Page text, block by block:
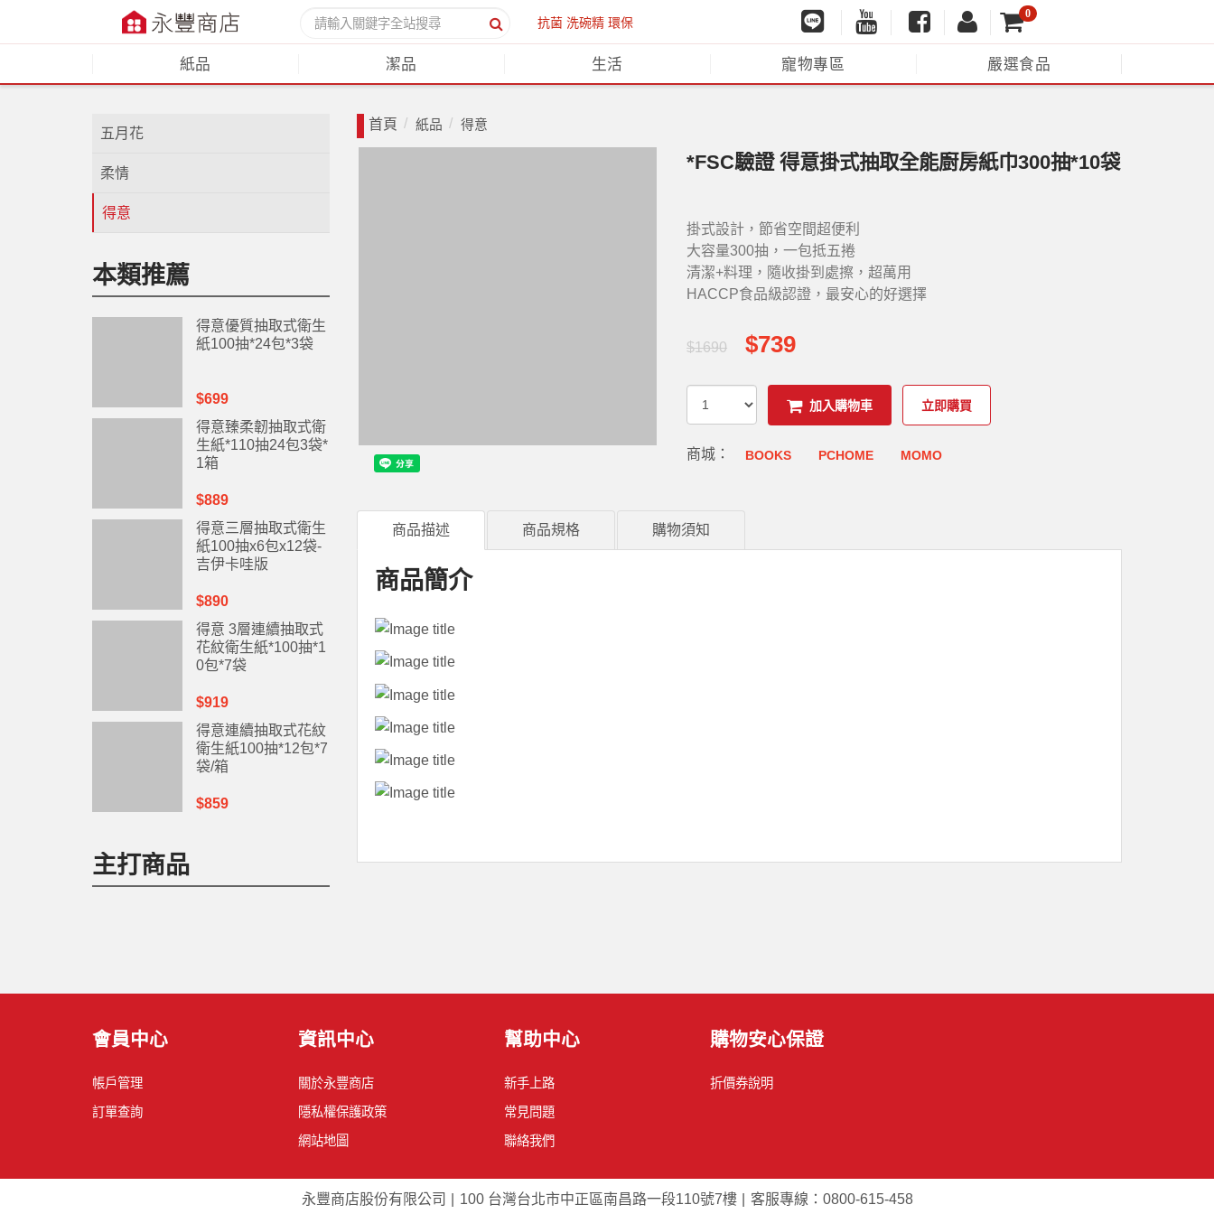
抗菌 洗碗精 環保
0
紙品 潔品 生活 寵物專區 嚴選食品
首頁 紙品 得意
*FSC驗證 得意掛式抽取全能廚房紙巾300抽*10袋
掛式設計，節省空間超便利
大容量300抽，一包抵五捲
清潔+料理，隨收掛到處擦，超萬用
HACCP食品級認證，最安心的好選擇
$1690 $739
加入購物車 立即購買
商城： BOOKS PCHOME MOMO
商品描述 商品規格 購物須知
商品簡介
五月花
柔情
得意
本類推薦
得意優質抽取式衛生
紙100抽*24包*3袋
$699
得意臻柔韌抽取式衛
生紙*110抽24包3袋*
1箱
$889
得意三層抽取式衛生
紙100抽x6包x12袋-
吉伊卡哇版
$890
得意 3層連續抽取式
花紋衛生紙*100抽*1
0包*7袋
$919
得意連續抽取式花紋
衛生紙100抽*12包*7
袋/箱
$859
主打商品
會員中心
帳戶管理
訂單查詢
資訊中心
關於永豐商店
隱私權保護政策
網站地圖
幫助中心
新手上路
常見問題
聯絡我們
購物安心保證
折價券說明
永豐商店股份有限公司 100 台灣台北市中正區南昌路一段110號7樓
客服專線：0800-615-458